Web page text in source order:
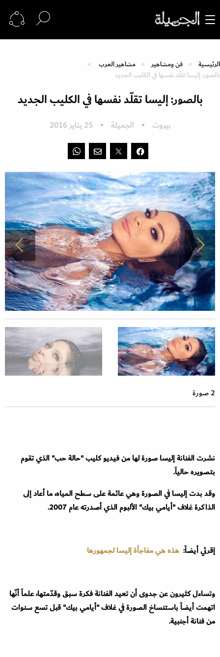
الرئيسية فن ومشاهير
مشاهير العرب
بالصور: إليسا تقلّد نفسها في الكليب الجديد
بالصور: إليسا تقلّد نفسها في الكليب الجديد
بيروت الجميلة 25 يناير 2016
2 صورة
نشرت الفنانة إليسا صورة لها من فيديو كليب "حالة حب" الذي تقوم
بتصويره حالياً.
وقد بدت إليسا في الصورة وهي عائمة على سطح المياه، ما أعاد إلى
الذاكرة غلاف "أيامي بيك" الألبوم الذي أصدرته عام 2007.
إقرئي أيضاً: هذه هي مفاجأة إليسا لجمهورها
وتساءل كثيرون عن جدوى أن تعيد الفنانة فكرة سبق وقدّمتها، علماً أنّها
اتهمت أيضاً باستنساخ الصورة في غلاف "أيامي بيك" قبل تسع سنوات
من فنانة أجنبية.